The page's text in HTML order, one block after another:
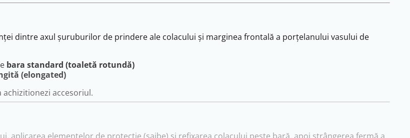
dintre axul șuruburilor de prindere ale colacului și marginea frontală a porțelanului vasului de
bara standard (toaletă rotundă)
(elongated)
accesoriul.